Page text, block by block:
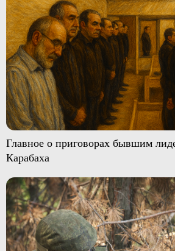
Главное о приговорах бывшим
Карабаха